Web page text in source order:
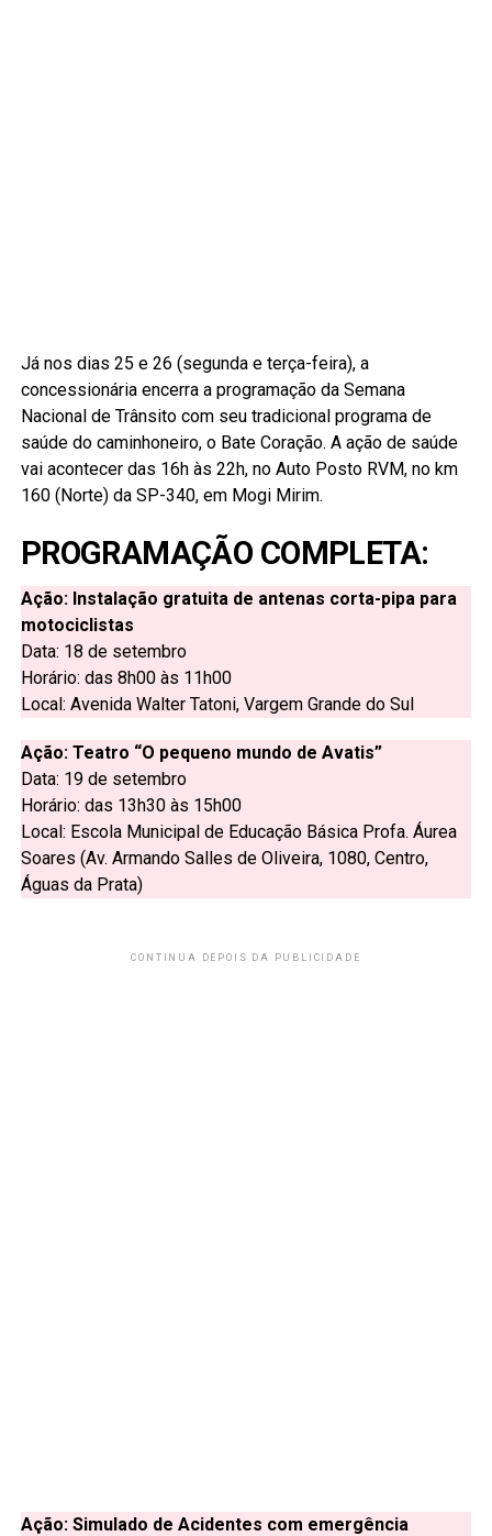
Já nos dias 25 e 26 (segunda e terça-feira), a
concessionária encerra a programação da Semana
Nacional de Trânsito com seu tradicional programa de
saúde do caminhoneiro, o Bate Coração. A ação de saúde
vai acontecer das 16h às 22h, no Auto Posto RVM, no km
160 (Norte) da SP-340, em Mogi Mirim.
PROGRAMAÇÃO COMPLETA:
Ação: Instalação gratuita de antenas corta-pipa para
motociclistas
Data: 18 de setembro
Horário: das 8h00 às 11h00
Local: Avenida Walter Tatoni, Vargem Grande do Sul
Ação: Teatro “O pequeno mundo de Avatis”
Data: 19 de setembro
Horário: das 13h30 às 15h00
Local: Escola Municipal de Educação Básica Profa. Áurea
Soares (Av. Armando Salles de Oliveira, 1080, Centro,
Águas da Prata)
CONTINUA DEPOIS DA PUBLICIDADE
Ação: Simulado de Acidentes com emergência